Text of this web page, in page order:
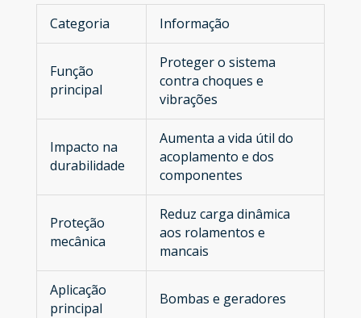
Categoria Informação
Função
principal
Proteger o sistema
contra choques e
vibrações
Impacto na
durabilidade
Aumenta a vida útil do
acoplamento e dos
componentes
Proteção
mecânica
Reduz carga dinâmica
aos rolamentos e
mancais
Aplicação
principal
Bombas e geradores